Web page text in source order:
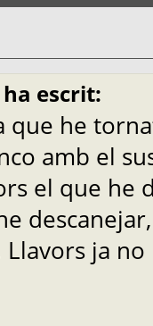
escrit:
que he
amb el
el que he
Llavors ja